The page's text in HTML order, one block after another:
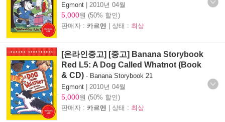
Egmont | 2010년 04월
5,000원 (50% 할인)
판매자 : 카르멘 | 상태 : 최상
[온라인중고] [중고] Banana Storybook
Red L5: A Dog Called Whatnot (Book
& CD) - Banana Storybook 21
Egmont | 2010년 04월
5,000원 (50% 할인)
판매자 : 카르멘 | 상태 : 최상